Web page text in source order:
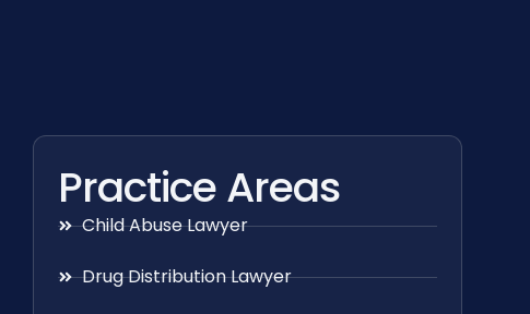
Practice Areas
Child Abuse Lawyer
Drug Distribution Lawyer